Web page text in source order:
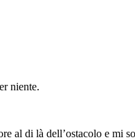
niente.
al di là dell’ostacolo e mi